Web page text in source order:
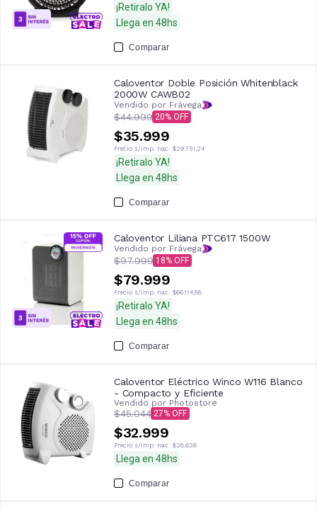
¡Retiralo YA!
Llega en 48hs
Comparar
Caloventor Doble Posición Whitenblack
2000W CAWB02
Vendido por Frávega
$44.999 20
$35.999
Precio s/imp. nac. $29.751,24
¡Retiralo YA!
Llega en 48hs
Comparar
Caloventor Liliana PTC617 1500W
Vendido por Frávega
$97.999 18
$79.999
Precio s/imp. nac. $66.114,88
¡Retiralo YA!
Llega en 48hs
Comparar
Caloventor Eléctrico Winco W116 Blanco
- Compacto y Eficiente
Vendido por Photostore
$45.044 27
$32.999
Precio s/imp. nac. $28.636
Llega en 48hs
Comparar